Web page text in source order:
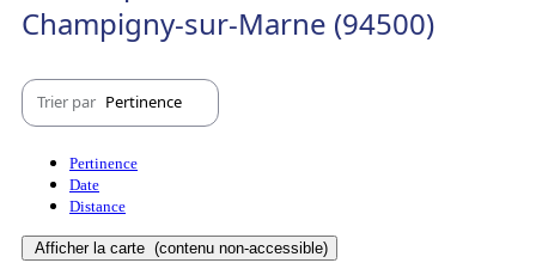
Champigny-sur-Marne (94500)
Trier par Pertinence
Pertinence
Date
Distance
Afficher la carte (contenu non-accessible)